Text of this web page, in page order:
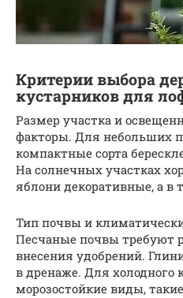
Критерии выбора
кустарников для
Размер участка и
факторы. Для небольших
компактные сорта
На солнечных участках
яблони декоративные, а в
Тип почвы и
Песчаные почвы требуют
внесения удобрений.
в дренаже. Для холодного
морозостойкие виды,